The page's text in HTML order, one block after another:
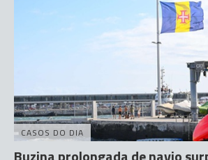
CASOS DO DIA